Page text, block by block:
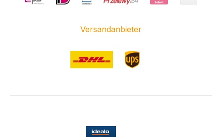
Versandanbieter